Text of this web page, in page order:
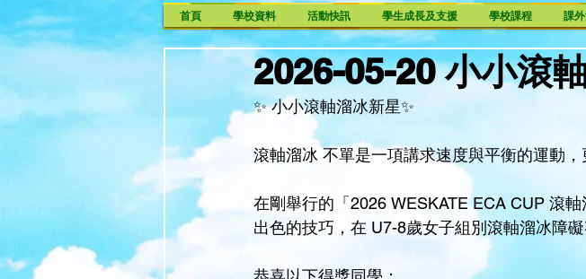
首頁 學校資料 活動快訊 學生成長及支援 學校課程 課
2026-05-20 小小滾
✨ 小小滾軸溜冰新星✨
滾軸溜冰 不單是一項講求速度與平衡的運動
在剛舉行的「2026 WESKATE ECA CUP 滾
出色的技巧，在 U7-8歲女子組別滾軸溜冰障